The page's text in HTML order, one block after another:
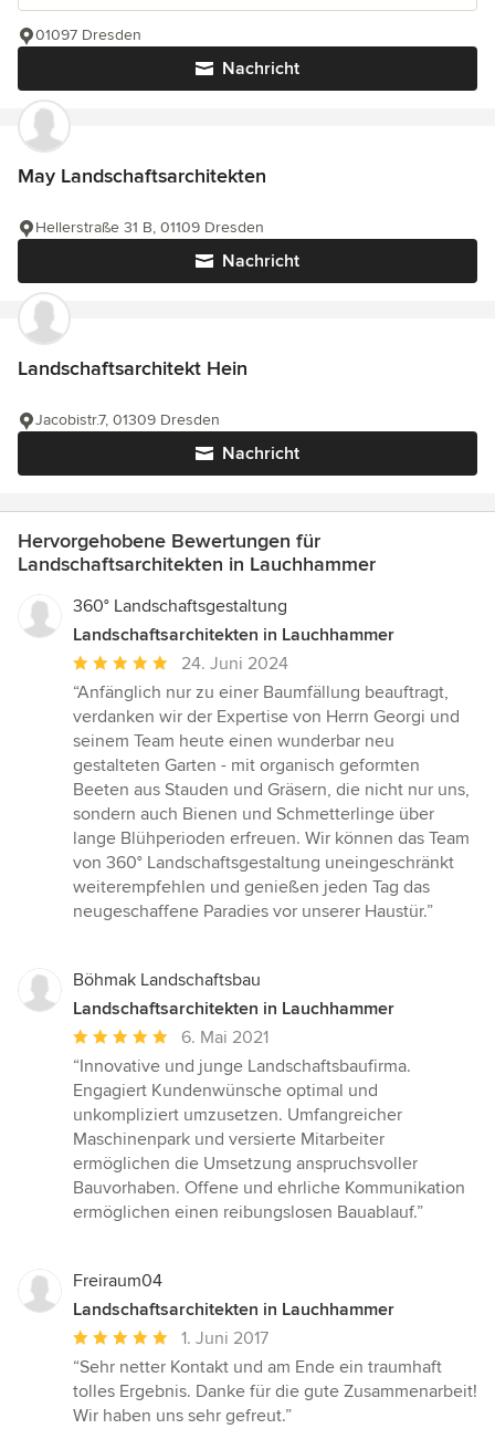
Nachricht
01097 Dresden
May Landschaftsarchitekten
Nachricht
Hellerstraße 31 B, 01109 Dresden
Landschaftsarchitekt Hein
Nachricht
Jacobistr.7, 01309 Dresden
Hervorgehobene Bewertungen für
Landschaftsarchitekten in Lauchhammer
360° Landschaftsgestaltung
Landschaftsarchitekten in Lauchhammer
Durchschnittliche
Bewertung:
5
von
5
Sternen
24. Juni 2024
“Anfänglich nur zu einer Baumfällung beauftragt,
verdanken wir der Expertise von Herrn Georgi und
seinem Team heute einen wunderbar neu
gestalteten Garten - mit organisch geformten
Beeten aus Stauden und Gräsern, die nicht nur uns,
sondern auch Bienen und Schmetterlinge über
lange Blühperioden erfreuen. Wir können das Team
von 360° Landschaftsgestaltung uneingeschränkt
weiterempfehlen und genießen jeden Tag das
neugeschaffene Paradies vor unserer Haustür.”
Böhmak Landschaftsbau
Landschaftsarchitekten in Lauchhammer
Durchschnittliche
Bewertung:
5
von
5
Sternen
6. Mai 2021
“Innovative und junge Landschaftsbaufirma.
Engagiert Kundenwünsche optimal und
unkompliziert umzusetzen. Umfangreicher
Maschinenpark und versierte Mitarbeiter
ermöglichen die Umsetzung anspruchsvoller
Bauvorhaben. Offene und ehrliche Kommunikation
ermöglichen einen reibungslosen Bauablauf.”
Freiraum04
Landschaftsarchitekten in Lauchhammer
Durchschnittliche
Bewertung:
5
von
1. Juni 2017
“Sehr netter Kontakt und am Ende ein traumhaft
tolles Ergebnis. Danke für die gute Zusammenarbeit!
Wir haben uns sehr gefreut.”